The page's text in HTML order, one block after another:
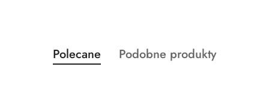
Pomiń karuzelę produktów
Produkty
o
Polecane
Produkty
Podobne produkty